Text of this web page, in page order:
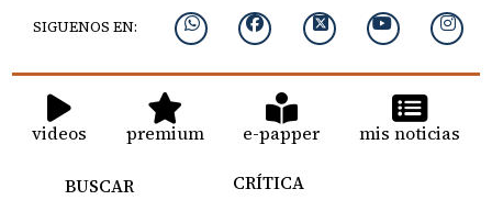
SIGUENOS EN:
videos premium e-papper mis noticias
BUSCAR
CRÍTICA